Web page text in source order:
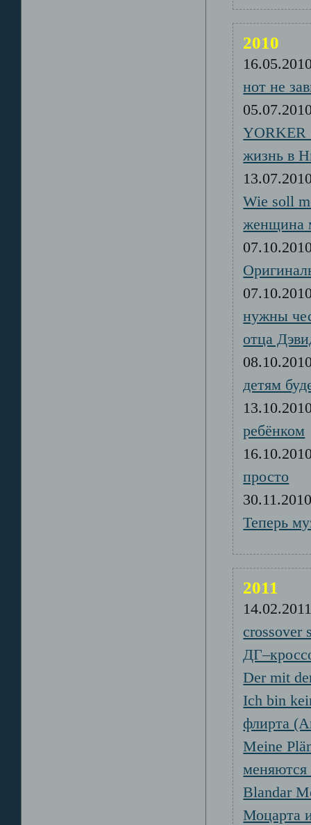
2010
нот не
YORKER
жизнь в
Wie soll
женщина
нужны
отца
детям
ребёнком
просто
Теперь
2011
crossover
Der mit
Ich bin
флирта
Meine
Blandar
Моцарта